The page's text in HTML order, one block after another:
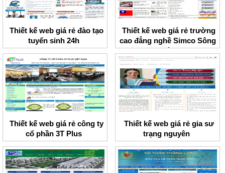
Thiết kế web giá rẻ đào tạo
tuyển sinh 24h
Thiết kế web giá rẻ trường
cao đẳng nghề Simco Sông
Đà
Thiết kế web giá rẻ công ty
cổ phần 3T Plus
Thiết kế web giá rẻ gia sư
trạng nguyên